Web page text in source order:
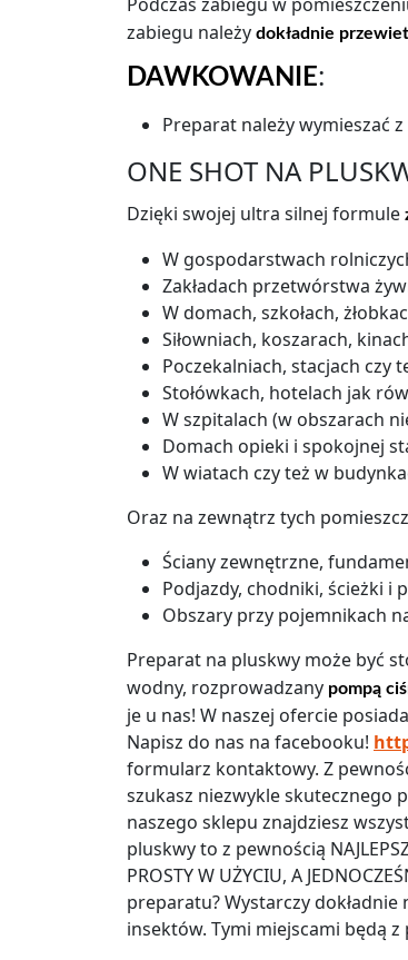
zabiegu należy dokładnie
DAWKOWANIE:
Preparat należy wymieszać z
ONE SHOT NA
Dzięki swojej ultra silnej formule
W gospodarstwach
Zakładach przetwórstwa
W domach, szkołach,
Siłowniach, koszarach,
Poczekalniach, stacjach czy
Stołówkach, hotelach jak
W szpitalach (w obszarach
Domach opieki i spokojnej
W wiatach czy też w
Oraz na zewnątrz tych
Ściany zewnętrzne,
Podjazdy, chodniki, ścieżki i
Obszary przy pojemnikach
Preparat na pluskwy może być
wodny, rozprowadzany pompą
je u nas! W naszej ofercie
Napisz do nas na facebooku!
formularz kontaktowy. Z
szukasz niezwykle skutecznego
naszego sklepu znajdziesz
pluskwy to z pewnością
PROSTY W UŻYCIU, A
preparatu? Wystarczy
insektów. Tymi miejscami będą z